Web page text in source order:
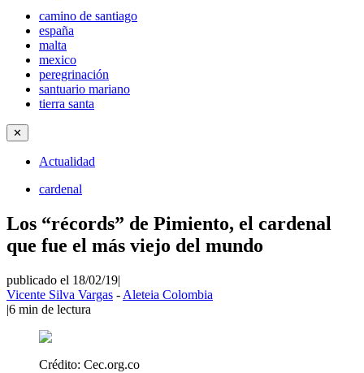
camino de santiago
españa
malta
mexico
peregrinación
santuario mariano
tierra santa
✕
Actualidad
cardenal
Los “récords” de Pimiento, el cardenal
que fue el más viejo del mundo
publicado el 18/02/19|
Vicente Silva Vargas - Aleteia Colombia
|6 min de lectura
Crédito: Cec.org.co